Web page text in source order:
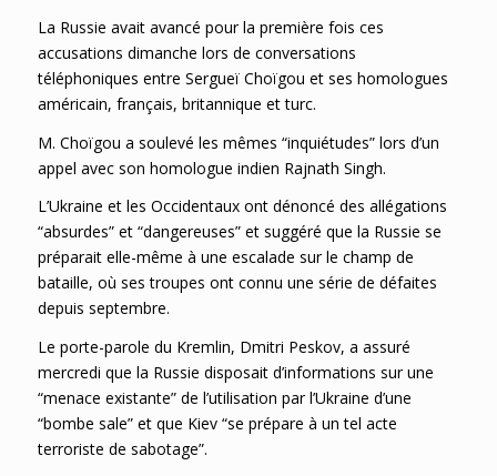
La Russie avait avancé pour la première fois ces
accusations dimanche lors de conversations
téléphoniques entre Sergueï Choïgou et ses homologues
américain, français, britannique et turc.
M. Choïgou a soulevé les mêmes “inquiétudes” lors d’un
appel avec son homologue indien Rajnath Singh.
L’Ukraine et les Occidentaux ont dénoncé des allégations
“absurdes” et “dangereuses” et suggéré que la Russie se
préparait elle-même à une escalade sur le champ de
bataille, où ses troupes ont connu une série de défaites
depuis septembre.
Le porte-parole du Kremlin, Dmitri Peskov, a assuré
mercredi que la Russie disposait d’informations sur une
“menace existante” de l’utilisation par l’Ukraine d’une
“bombe sale” et que Kiev “se prépare à un tel acte
terroriste de sabotage”.